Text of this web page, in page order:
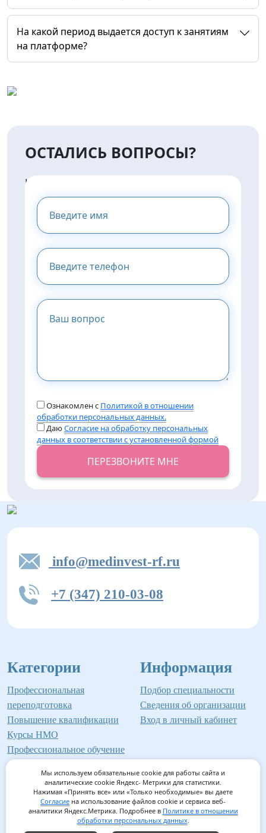
На какой период выдается доступ к занятиям
на платформе?
ОСТАЛИСЬ ВОПРОСЫ?
НАПИШИТЕ НАМ И МЫ
ПРЕДОСТАВИМ ВАМ
КОНСУЛЬТАЦИЮ
Ознакомлен с Политикой в отношении
обработки персональных данных.
ДаюСогласие на обработку персональных
данных в соответствии с установленной формой
ПЕРЕЗВОНИТЕ МНЕ
info@medinvest-rf.ru
+7 (347) 210-03-08
Категории
Профессиональная
переподготовка
Повышение квалификации
Курсы НМО
Профессиональное обучение
Информация
Подбор специальности
Сведения об организации
Вход в личный кабинет
©2026 Институт профессионального образования
Мед-Инвест
Мы используем обязательные cookie для работы сайта и
аналитические cookie Яндекс- Метрики для статистики.
Нажимая «Принять все» или «Только необходимые» вы даете
Согласие на использование файлов cookie и сервиса веб-
аналитики Яндекс.Метрика. Подробнее в Политике в отношении
обработки персональных данных.